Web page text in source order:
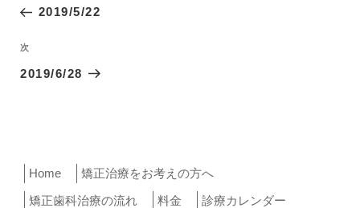
ナ
ビ
ゲ
去
投
稿
2019/5/22
次
の
次
2019/6/28
Home
矯正治療をお考えの方へ
矯正歯科治療の流れ
料金
診療カレンダー